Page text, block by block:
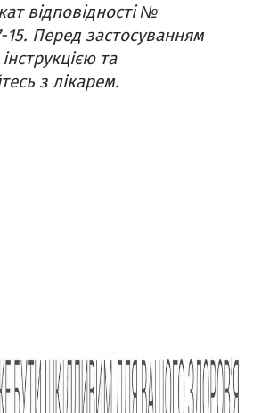
відповідності №
15. Перед застосуванням
та
з лікарем.